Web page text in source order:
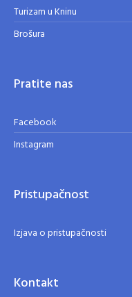
Turizam u Kninu
Brošura
Pratite nas
Facebook
Instagram
Pristupačnost
Izjava o pristupačnosti
Kontakt